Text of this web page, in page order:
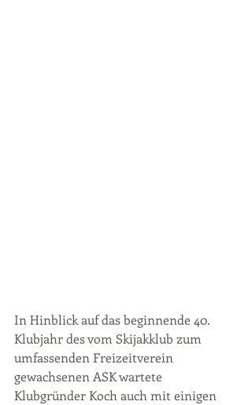
In Hinblick auf das beginnende 40.
Klubjahr des vom Skijakklub zum
umfassenden Freizeitverein
gewachsenen ASK wartete
Klubgründer Koch auch mit einigen